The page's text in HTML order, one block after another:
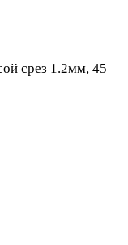
срез 1.2мм, 45